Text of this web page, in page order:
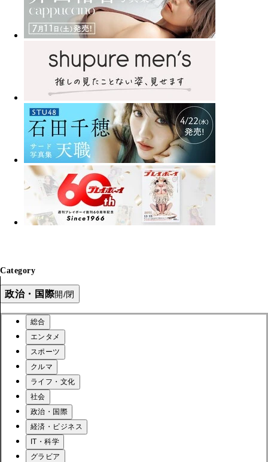
Category
政治・国際開/閉
総合
エンタメ
スポーツ
クルマ
ライフ・文化
社会
政治・国際
経済・ビジネス
IT・科学
グラビア